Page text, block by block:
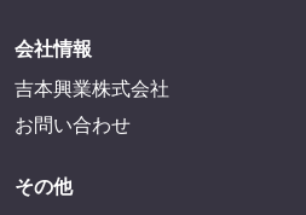
会社情報
吉本興業株式会社
お問い合わせ
その他